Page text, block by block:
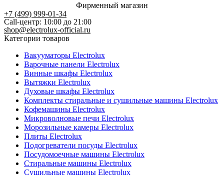
Фирменный магазин
+7 (499) 999-01-34
Call-центр: 10:00 до 21:00
shop@electrolux-official.ru
Категории товаров
Вакууматоры Electrolux
Варочные панели Electrolux
Винные шкафы Electrolux
Вытяжки Electrolux
Духовые шкафы Electrolux
Комплекты стиральные и сушильные машины Electrolux
Кофемашины Electrolux
Микроволновые печи Electrolux
Морозильные камеры Electrolux
Плиты Electrolux
Подогреватели посуды Electrolux
Посудомоечные машины Electrolux
Стиральные машины Electrolux
Сушильные машины Electrolux